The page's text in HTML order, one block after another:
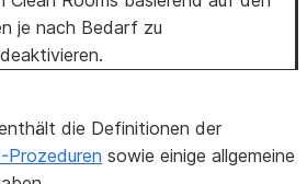
je nach Bedarf zu
die Definitionen der
Prozeduren sowie einige allgemeine